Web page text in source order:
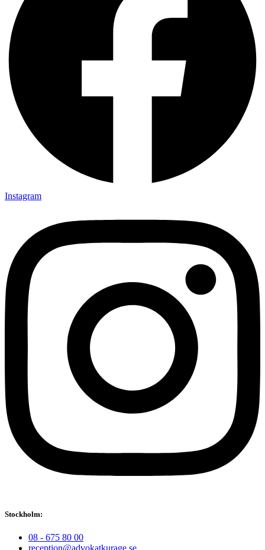
Instagram
Stockholm:
08 - 675 80 00